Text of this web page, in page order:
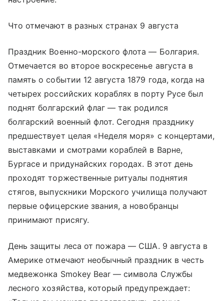
Что отмечают в разных странах 9 августа
Праздник Военно-морского флота — Болгария.
Отмечается во второе воскресенье августа в
память о событии 12 августа 1879 года, когда на
четырех российских кораблях в порту Русе был
поднят болгарский флаг — так родился
болгарский военный флот. Сегодня празднику
предшествует целая «Неделя моря» с концертами,
выставками и смотрами кораблей в Варне,
Бургасе и придунайских городах. В этот день
проходят торжественные ритуалы поднятия
стягов, выпускники Морского училища получают
первые офицерские звания, а новобранцы
принимают присягу.
День защиты леса от пожара — США. 9 августа в
Америке отмечают необычный праздник в честь
медвежонка Smokey Bear — символа Службы
лесного хозяйства, который предупреждает: